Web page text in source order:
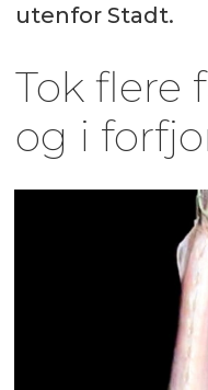
utenfor Stadt.
Tok flere
og i